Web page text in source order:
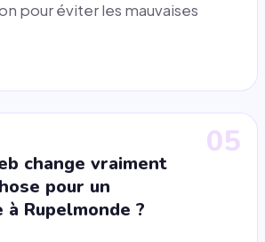
pour éviter les mauvaises
05
change vraiment
pour un
à Rupelmonde ?